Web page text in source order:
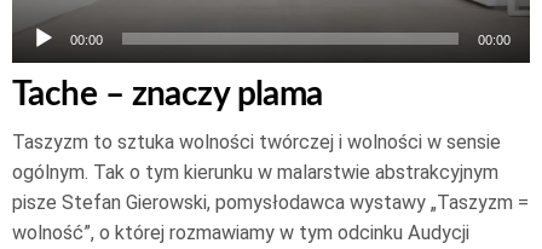
00:00 00:00
Tache – znaczy plama
Taszyzm to sztuka wolności twórczej i wolności w sensie
ogólnym. Tak o tym kierunku w malarstwie abstrakcyjnym
pisze Stefan Gierowski, pomysłodawca wystawy „Taszyzm =
wolność”, o której rozmawiamy w tym odcinku Audycji